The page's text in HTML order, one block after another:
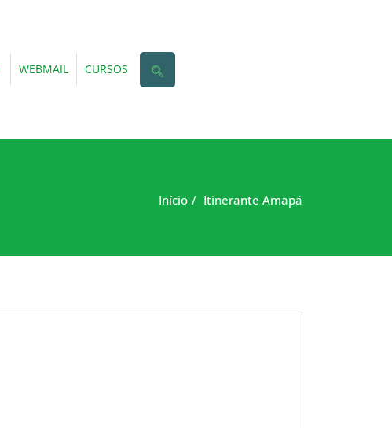
WEBMAIL CURSOS
Início Itinerante Amapá